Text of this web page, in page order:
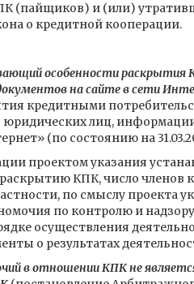
(пайщиков) и (или)
о кредитной кооперации.
особенности
на сайте в сети
кредитными
лиц, информации
(по состоянию на
проектом указания
КПК, число членов
по смыслу проекта
по контролю и
осуществления
о результатах
в отношении КПК не